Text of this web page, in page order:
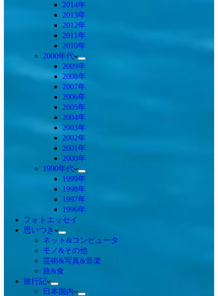
2014年
2013年
2012年
2011年
2010年
2000年代
2009年
2008年
2007年
2006年
2005年
2004年
2003年
2002年
2001年
2000年
1990年代
1999年
1998年
1997年
1996年
フォトエッセイ
思いつき
ネット&コンピュータ
モノ&その他
芸術&写真&音楽
旅&食
旅行記
日本国内